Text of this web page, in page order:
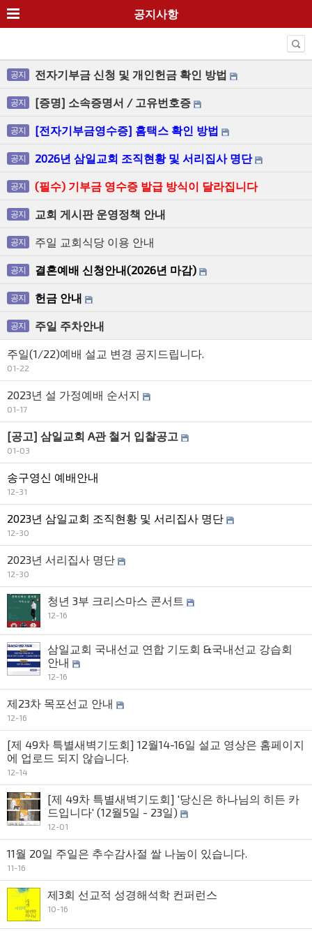
공지사항
공지 전자기부금 신청 및 개인헌금 확인 방법
공지 [증명] 소속증명서 / 고유번호증
공지 [전자기부금영수증] 홈택스 확인 방법
공지 2026년 삼일교회 조직현황 및 서리집사 명단
공지 (필수) 기부금 영수증 발급 방식이 달라집니다
공지 교회 게시판 운영정책 안내
공지 주일 교회식당 이용 안내
공지 결혼예배 신청안내(2026년 마감)
공지 헌금 안내
공지 주일 주차안내
주일(1/22)예배 설교 변경 공지드립니다.
01-22
2023년 설 가정예배 순서지
01-17
[공고] 삼일교회 A관 철거 입찰공고
01-03
송구영신 예배안내
12-31
2023년 삼일교회 조직현황 및 서리집사 명단
12-30
2023년 서리집사 명단
12-30
청년 3부 크리스마스 콘서트
12-16
삼일교회 국내선교 연합 기도회 &국내선교 강습회
안내
12-16
제23차 목포선교 안내
12-16
[제 49차 특별새벽기도회] 12월14-16일 설교 영상은 홈페이지
에 업로드 되지 않습니다.
12-14
[제 49차 특별새벽기도회] '당신은 하나님의 히든 카
드입니다' (12월5일 - 23일)
12-01
11월 20일 주일은 추수감사절 쌀 나눔이 있습니다.
11-16
제3회 선교적 성경해석학 컨퍼런스
10-16